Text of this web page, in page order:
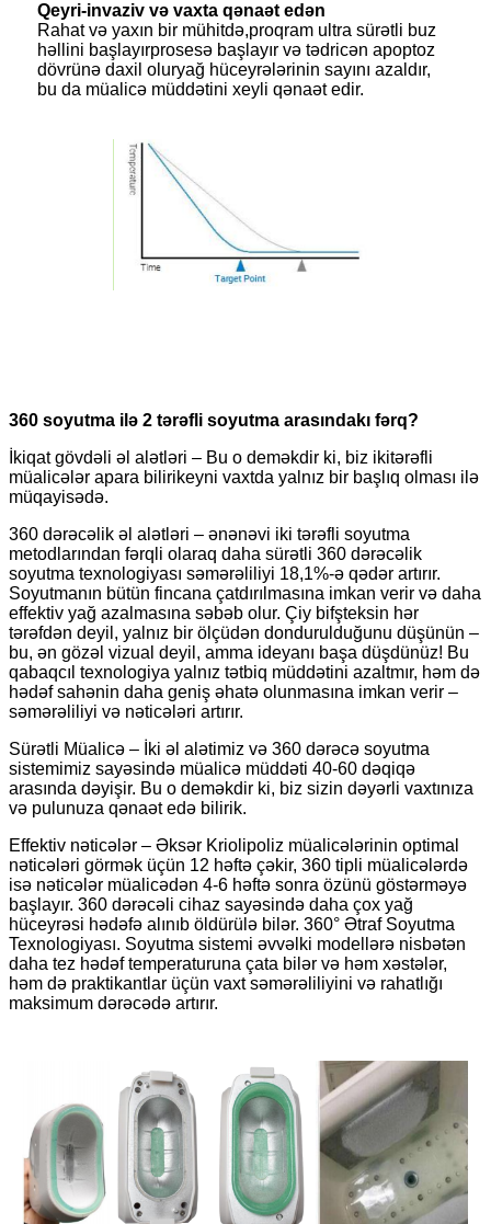
Qeyri-invaziv və vaxta qənaət edən
Rahat və yaxın bir mühitdə,proqram ultra sürətli buz
həllini başlayırprosesə başlayır və tədricən apoptoz
dövrünə daxil oluryağ hüceyrələrinin sayını azaldır,
bu da müalicə müddətini xeyli qənaət edir.
360 soyutma ilə 2 tərəfli soyutma arasındakı fərq?
İkiqat gövdəli əl alətləri – Bu o deməkdir ki, biz ikitərəfli
müalicələr apara bilirikeyni vaxtda yalnız bir başlıq olması ilə
müqayisədə.
360 dərəcəlik əl alətləri – ənənəvi iki tərəfli soyutma
metodlarından fərqli olaraq daha sürətli 360 dərəcəlik
soyutma texnologiyası səmərəliliyi 18,1%-ə qədər artırır.
Soyutmanın bütün fincana çatdırılmasına imkan verir və daha
effektiv yağ azalmasına səbəb olur. Çiy bifşteksin hər
tərəfdən deyil, yalnız bir ölçüdən dondurulduğunu düşünün –
bu, ən gözəl vizual deyil, amma ideyanı başa düşdünüz! Bu
qabaqcıl texnologiya yalnız tətbiq müddətini azaltmır, həm də
hədəf sahənin daha geniş əhatə olunmasına imkan verir –
səmərəliliyi və nəticələri artırır.
Sürətli Müalicə – İki əl alətimiz və 360 dərəcə soyutma
sistemimiz sayəsində müalicə müddəti 40-60 dəqiqə
arasında dəyişir. Bu o deməkdir ki, biz sizin dəyərli vaxtınıza
və pulunuza qənaət edə bilirik.
Effektiv nəticələr – Əksər Kriolipoliz müalicələrinin optimal
nəticələri görmək üçün 12 həftə çəkir, 360 tipli müalicələrdə
isə nəticələr müalicədən 4-6 həftə sonra özünü göstərməyə
başlayır. 360 dərəcəli cihaz sayəsində daha çox yağ
hüceyrəsi hədəfə alınıb öldürülə bilər. 360° Ətraf Soyutma
Texnologiyası. Soyutma sistemi əvvəlki modellərə nisbətən
daha tez hədəf temperaturuna çata bilər və həm xəstələr,
həm də praktikantlar üçün vaxt səmərəliliyini və rahatlığı
maksimum dərəcədə artırır.